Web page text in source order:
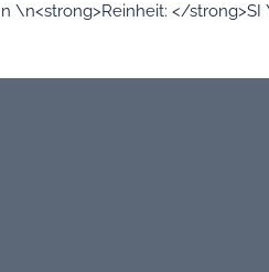
\n<strong>Reinheit: </